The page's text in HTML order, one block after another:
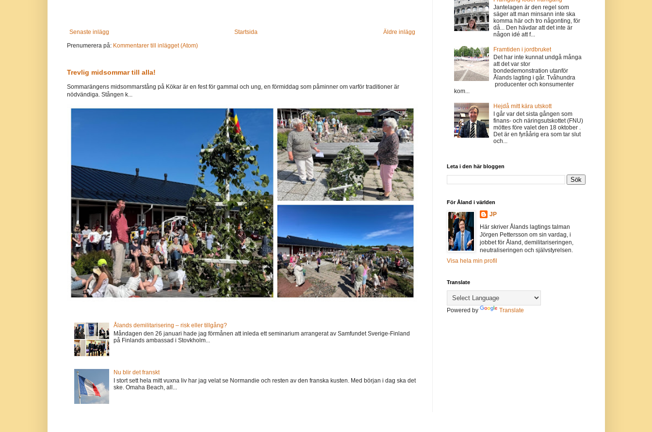
Senaste inlägg Äldre inlägg
Startsida
Prenumerera på: Kommentarer till inlägget (Atom)
Trevlig midsommar till alla!
Sommarängens midsommarstång på Kökar är en fest för gammal och ung, en förmiddag som påminner om varför traditioner är
nödvändiga. Stången k...
Ålands demilitarisering – risk eller tillgång?
Måndagen den 26 januari hade jag förmånen att inleda ett seminarium arrangerat av Samfundet Sverige-Finland
på Finlands ambassad i Stovkholm...
Nu blir det franskt
I stort sett hela mitt vuxna liv har jag velat se Normandie och resten av den franska kusten. Med början i dag ska det
ske. Omaha Beach, all...
Jantelagen är den regel som
säger att man minsann inte ska
komma här och tro någonting, för
då... Den hävdar att det inte är
någon idé att f...
Framtiden i jordbruket
Det har inte kunnat undgå många
att det var stor
bondedemonstration utanför
Ålands lagting i går. Tvåhundra
producenter och konsumenter
kom...
Hejdå mitt kära utskott
I går var det sista gången som
finans- och näringsutskottet (FNU)
möttes före valet den 18 oktober .
Det är en fyråårig era som tar slut
och...
Leta i den här bloggen
För Åland i världen
JP
Här skriver Ålands lagtings talman
Jörgen Pettersson om sin vardag, i
jobbet för Åland, demilitariseringen,
neutraliseringen och självstyrelsen.
Visa hela min profil
Translate
Powered by Translate